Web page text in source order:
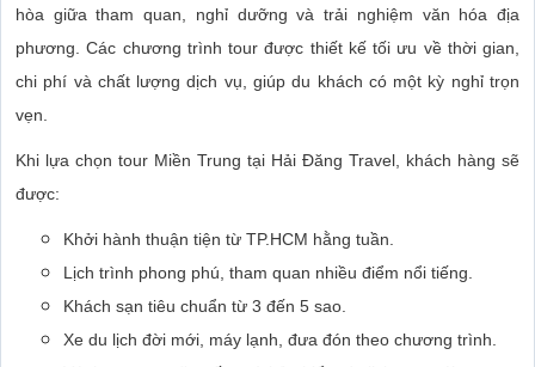
hòa giữa tham quan, nghỉ dưỡng và trải nghiệm văn hóa địa
phương. Các chương trình tour được thiết kế tối ưu về thời gian,
chi phí và chất lượng dịch vụ, giúp du khách có một kỳ nghỉ trọn
vẹn.
Khi lựa chọn tour Miền Trung tại Hải Đăng Travel, khách hàng sẽ
được:
Khởi hành thuận tiện từ TP.HCM hằng tuần.
Lịch trình phong phú, tham quan nhiều điểm nổi tiếng.
Khách sạn tiêu chuẩn từ 3 đến 5 sao.
Xe du lịch đời mới, máy lạnh, đưa đón theo chương trình.